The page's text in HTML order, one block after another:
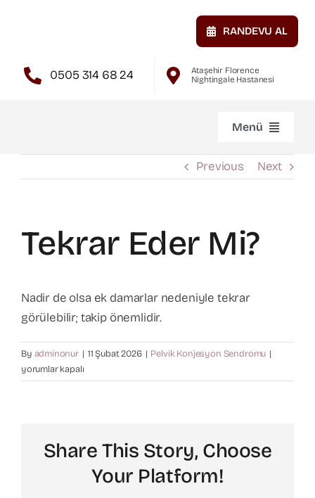
0505 314 68 24
Ataşehir Florence
Nightingale Hastanesi
RANDEVU AL
Menü
Atardamar Hastalıkları
Toplardamar Hastalıkları
Varis Tedavisi
Hasta Bilgilendirme
Previous Next
Tekrar Eder Mi?
Nadir de olsa ek damarlar nedeniyle tekrar
görülebilir; takip önemlidir.
By adminonur | 11 Şubat 2026 | Pelvik Konjesyon Sendromu |
mi?
yorumlar kapalı
Share This Story, Choose
Your Platform!